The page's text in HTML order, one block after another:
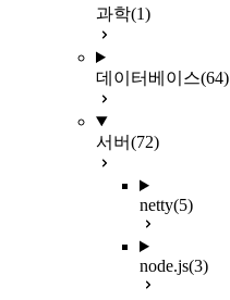
과학(1)
데이터베이스(64)
서버(72)
netty(5)
node.js(3)